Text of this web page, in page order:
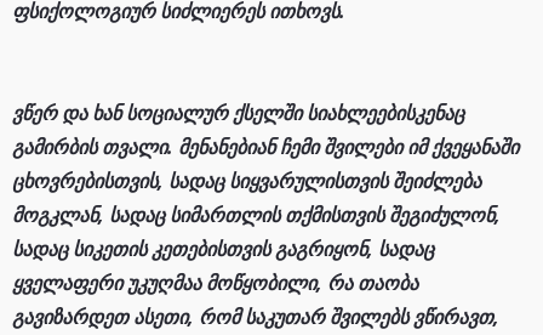
ფსიქოლოგიურ სიძლიერეს ითხოვს.
ვწერ და ხან სოციალურ ქსელში სიახლეებისკენაც
გამირბის თვალი. მენანებიან ჩემი შვილები იმ ქვეყანაში
ცხოვრებისთვის, სადაც სიყვარულისთვის შეიძლება
მოგკლან, სადაც სიმართლის თქმისთვის შეგიძულონ,
სადაც სიკეთის კეთებისთვის გაგრიყონ, სადაც
ყველაფერი უკუღმაა მოწყობილი, რა თაობა
გავიზარდეთ ასეთი, რომ საკუთარ შვილებს ვწირავთ,